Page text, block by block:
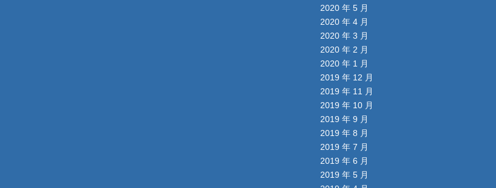
2020 年 5 月
2020 年 4 月
2020 年 3 月
2020 年 2 月
2020 年 1 月
2019 年 12 月
2019 年 11 月
2019 年 10 月
2019 年 9 月
2019 年 8 月
2019 年 7 月
2019 年 6 月
2019 年 5 月